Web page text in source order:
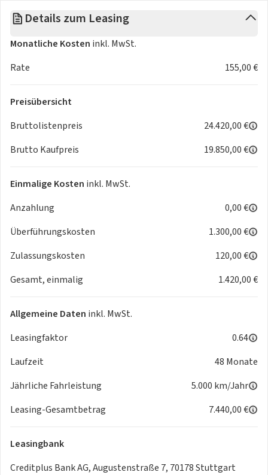
Radio
Multi-Funktions-Display
Handyvorbereitung Bluetooth
Apple CarPlay u. Android Auto kabellos
Klimaanlage
Sitzheizung Fahrer/Beifahrer
Keyless-Start
Zentralver. mit Fernbedienung
Kopfstützen vorn und hinten
Interieur
Sitze Stoff
Bordcomputer
Rücksitze klapp- und teilbar
Durchladesystem
Antrieb: Frontantrieb
Touchscreen Bedienung
Details zum Leasing
Monatliche Kosten inkl. MwSt.
Rate
155,00 €
Preisübersicht
Bruttolistenpreis
24.420,00 €
Brutto Kaufpreis
19.850,00 €
Einmalige Kosten inkl. MwSt.
Anzahlung
0,00 €
Überführungskosten
1.300,00 €
Zulassungskosten
120,00 €
Gesamt, einmalig
1.420,00 €
Allgemeine Daten inkl. MwSt.
Leasingfaktor
0.64
Laufzeit
48 Monate
Jährliche Fahrleistung
5.000 km/Jahr
Leasing-Gesamtbetrag
7.440,00 €
Leasingbank
Creditplus Bank AG, Augustenstraße 7, 70178 Stuttgart